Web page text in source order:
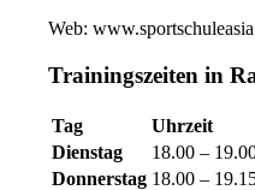
Web:
Trainingszeiten in
Tag
Uhrzeit
Dienstag
18.00 –
Donnerstag 18.00 –